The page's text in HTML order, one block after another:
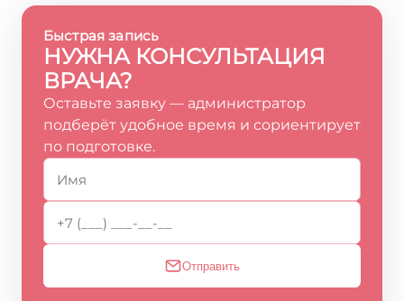
Быстрая запись
НУЖНА КОНСУЛЬТАЦИЯ
ВРАЧА?
Оставьте заявку — администратор
подберёт удобное время и сориентирует
по подготовке.
Отправить